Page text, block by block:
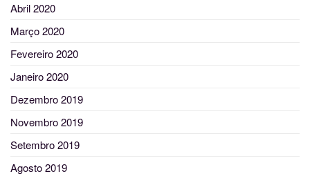
Abril 2020
Março 2020
Fevereiro 2020
Janeiro 2020
Dezembro 2019
Novembro 2019
Setembro 2019
Agosto 2019